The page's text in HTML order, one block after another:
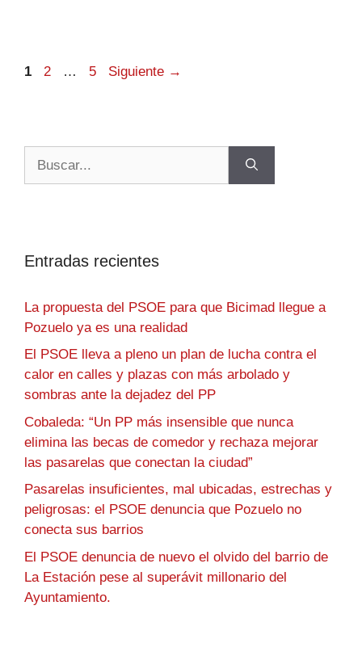
1 2 … 5 Siguiente →
Entradas recientes
La propuesta del PSOE para que Bicimad llegue a
Pozuelo ya es una realidad
El PSOE lleva a pleno un plan de lucha contra el
calor en calles y plazas con más arbolado y
sombras ante la dejadez del PP
Cobaleda: “Un PP más insensible que nunca
elimina las becas de comedor y rechaza mejorar
las pasarelas que conectan la ciudad”
Pasarelas insuficientes, mal ubicadas, estrechas y
peligrosas: el PSOE denuncia que Pozuelo no
conecta sus barrios
El PSOE denuncia de nuevo el olvido del barrio de
La Estación pese al superávit millonario del
Ayuntamiento.